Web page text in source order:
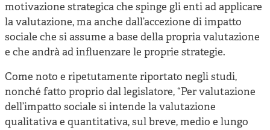
motivazione strategica che spinge gli enti ad applicare
la valutazione, ma anche dall’accezione di impatto
sociale che si assume a base della propria valutazione
e che andrà ad influenzare le proprie strategie.
Come noto e ripetutamente riportato negli studi,
nonché fatto proprio dal legislatore, “Per valutazione
dell’impatto sociale si intende la valutazione
qualitativa e quantitativa, sul breve, medio e lungo